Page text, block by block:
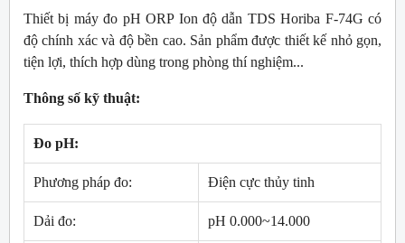
Thiết bị máy đo pH ORP Ion độ dẫn TDS Horiba F-74G có
độ chính xác và độ bền cao. Sản phẩm được thiết kế nhỏ gọn,
tiện lợi, thích hợp dùng trong phòng thí nghiệm...
Thông số kỹ thuật:
Đo pH:
Phương pháp đo: Điện cực thủy tinh
Dải đo: pH 0.000~14.000